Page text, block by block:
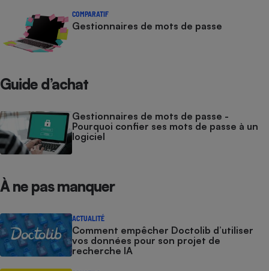
COMPARATIF
Gestionnaires de mots de passe
Guide d’achat
Gestionnaires de mots de passe -
Pourquoi confier ses mots de passe à un
logiciel
À ne pas manquer
ACTUALITÉ
Comment empêcher Doctolib d’utiliser
vos données pour son projet de
recherche IA